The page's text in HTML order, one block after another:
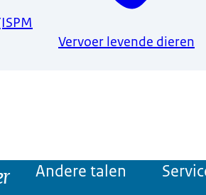
Vervoer levende dieren
Andere talen